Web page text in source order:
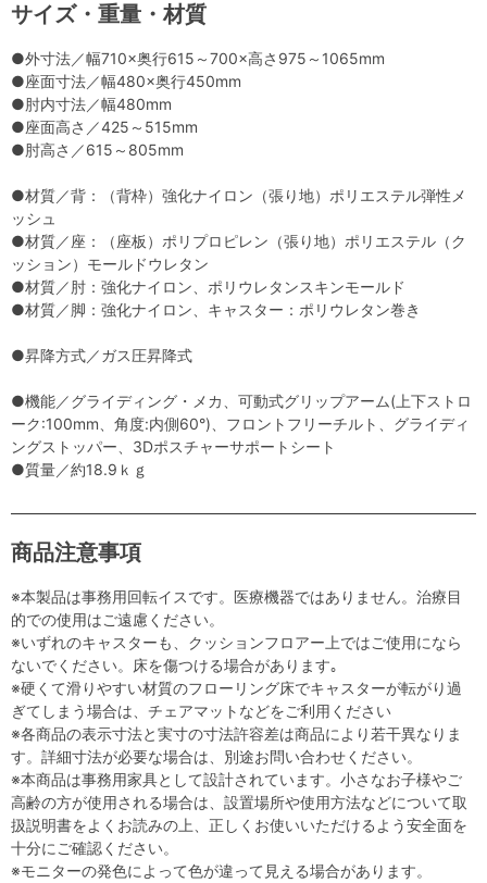
サイズ・重量・材質
●外寸法／幅710×奥行615～700×高さ975～1065mm
●座面寸法／幅480×奥行450mm
●肘内寸法／幅480mm
●座面高さ／425～515mm
●肘高さ／615～805mm
●材質／背：（背枠）強化ナイロン（張り地）ポリエステル弾性メ
ッシュ
●材質／座：（座板）ポリプロピレン（張り地）ポリエステル（ク
ッション）モールドウレタン
●材質／肘：強化ナイロン、ポリウレタンスキンモールド
●材質／脚：強化ナイロン、キャスター：ポリウレタン巻き
●昇降方式／ガス圧昇降式
●機能／グライディング・メカ、可動式グリップアーム(上下ストロ
ーク:100mm、角度:内側60°)、フロントフリーチルト、グライディ
ングストッパー、3Dポスチャーサポートシート
●質量／約18.9ｋｇ
商品注意事項
※本製品は事務用回転イスです。医療機器ではありません。治療目
的での使用はご遠慮ください。
※いずれのキャスターも、クッションフロアー上ではご使用になら
ないでください。床を傷つける場合があります｡
※硬くて滑りやすい材質のフローリング床でキャスターが転がり過
ぎてしまう場合は、チェアマットなどをご利用ください
※各商品の表示寸法と実寸の寸法許容差は商品により若干異なりま
す。詳細寸法が必要な場合は、別途お問い合わせください。
※本商品は事務用家具として設計されています。小さなお子様やご
高齢の方が使用される場合は、設置場所や使用方法などについて取
扱説明書をよくお読みの上、正しくお使いいただけるよう安全面を
十分にご確認ください。
※モニターの発色によって色が違って見える場合があります。